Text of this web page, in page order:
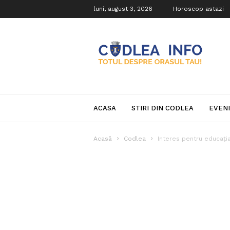
luni, august 3, 2026 Horoscop astazi
Info
ACASA STIRI DIN CODLEA
Acasă Codlea Interes pentru